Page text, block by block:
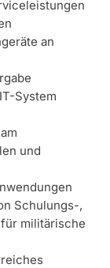
an
System
und
Schulungs-,
militärische